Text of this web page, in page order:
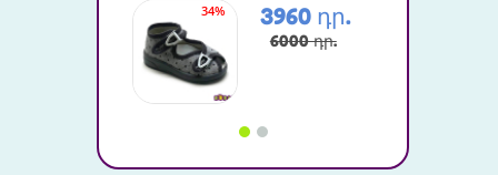
34% 3960 դր.
6000 դր.